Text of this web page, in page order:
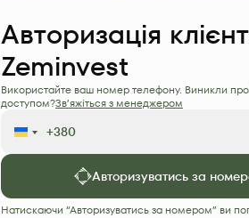
Авторизація
Zeminvest
Використайте ваш номер телефону. Виникли
доступом?Зв’яжіться з менеджером
Авторизуватись за
Натискаючи “Авторизуватись за номером” ви